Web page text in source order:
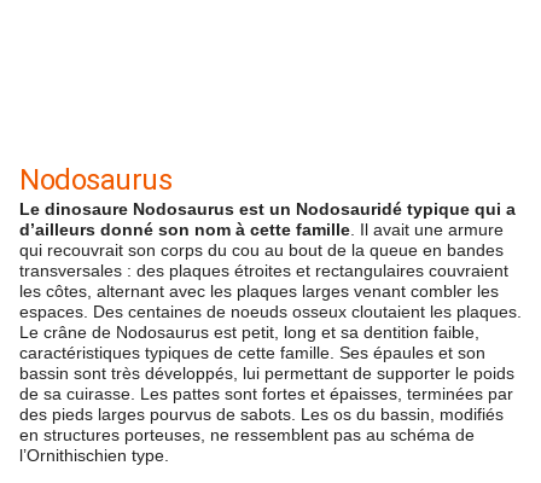
Nodosaurus
Le dinosaure Nodosaurus est un Nodosauridé typique qui a
d’ailleurs donné son nom à cette famille . Il avait une armure
qui recouvrait son corps du cou au bout de la queue en bandes
transversales : des plaques étroites et rectangulaires couvraient
les côtes, alternant avec les plaques larges venant combler les
espaces. Des centaines de noeuds osseux cloutaient les plaques.
Le crâne de Nodosaurus est petit, long et sa dentition faible,
caractéristiques typiques de cette famille. Ses épaules et son
bassin sont très développés, lui permettant de supporter le poids
de sa cuirasse. Les pattes sont fortes et épaisses, terminées par
des pieds larges pourvus de sabots. Les os du bassin, modifiés
en structures porteuses, ne ressemblent pas au schéma de
l’Ornithischien type.